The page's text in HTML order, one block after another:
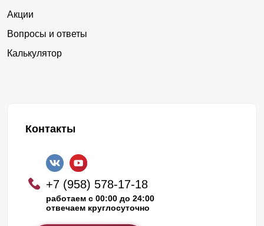
Акции
Вопросы и ответы
Калькулятор
Контакты
+7 (958) 578-17-18
работаем с 00:00 до 24:00
отвечаем круглосуточно